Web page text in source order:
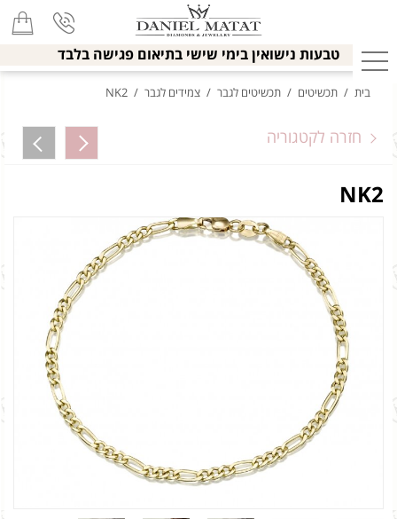
טבעות נישואין בימי שישי בתיאום פגישה בלבד
בית / תכשיטים / תכשיטים לגבר / צמידים לגבר /
NK2
חזרה לקטגוריה
NK2